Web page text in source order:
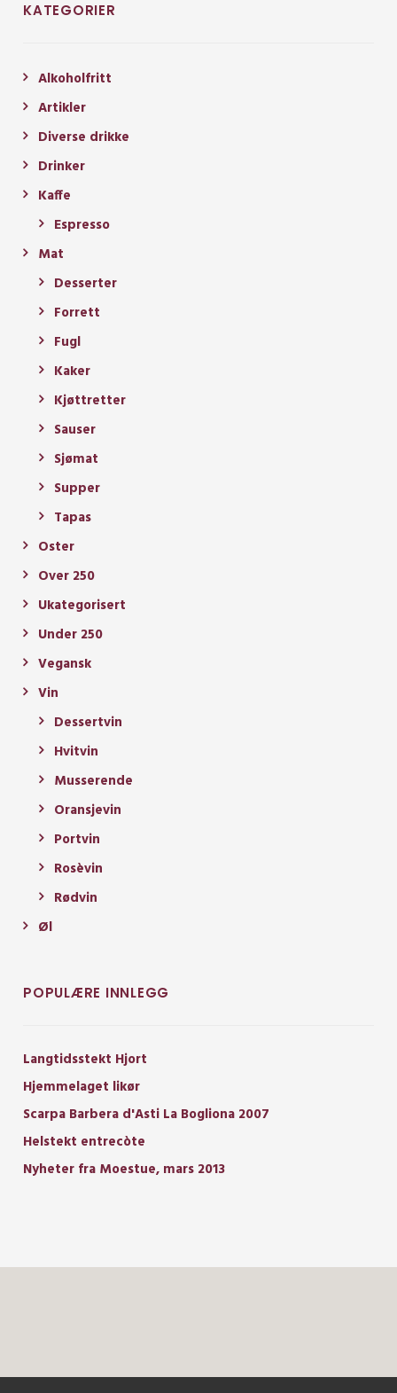
KATEGORIER
Alkoholfritt
Artikler
Diverse drikke
Drinker
Kaffe
Espresso
Mat
Desserter
Forrett
Fugl
Kaker
Kjøttretter
Sauser
Sjømat
Supper
Tapas
Oster
Over 250
Ukategorisert
Under 250
Vegansk
Vin
Dessertvin
Hvitvin
Musserende
Oransjevin
Portvin
Rosèvin
Rødvin
Øl
POPULÆRE INNLEGG
Langtidsstekt Hjort
Hjemmelaget likør
Scarpa Barbera d'Asti La Bogliona 2007
Helstekt entrecòte
Nyheter fra Moestue, mars 2013